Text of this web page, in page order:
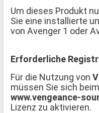
Um dieses Produkt
Sie eine installierte
von Avenger 1 oder
Erforderliche
Für die Nutzung von
müssen Sie sich
www.vengeance-
Lizenz zu aktivieren.